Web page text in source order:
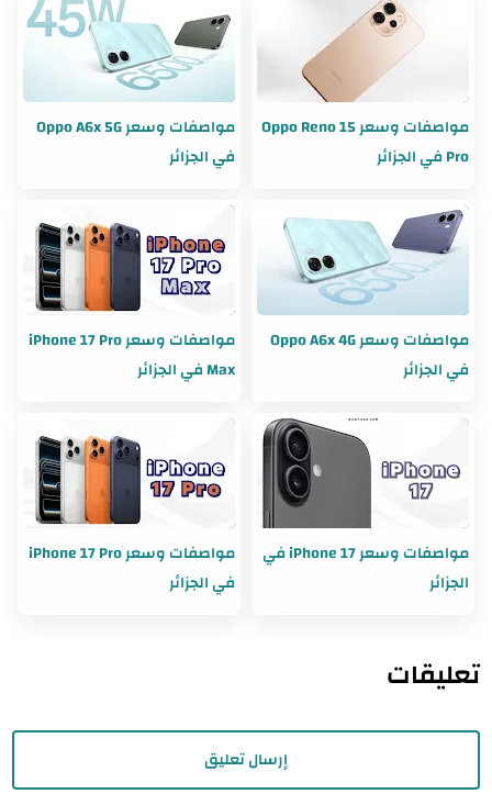
مواصفات وسعر Oppo Reno 15
Pro في الجزائر
مواصفات وسعر Oppo A6x 5G
في الجزائر
مواصفات وسعر Oppo A6x 4G
في الجزائر
مواصفات وسعر iPhone 17 Pro
Max في الجزائر
مواصفات وسعر iPhone 17 في
الجزائر
مواصفات وسعر iPhone 17 Pro
في الجزائر
تعليقات
إرسال تعليق